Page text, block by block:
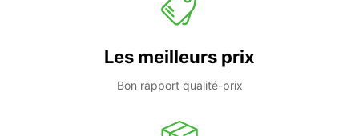
Les meilleurs prix
Bon rapport qualité-prix